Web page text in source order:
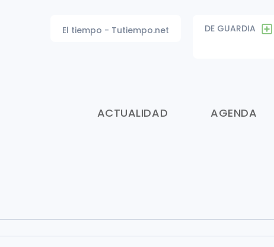
DE GUARDIA
El tiempo - Tutiempo.net
ACTUALIDAD AGENDA